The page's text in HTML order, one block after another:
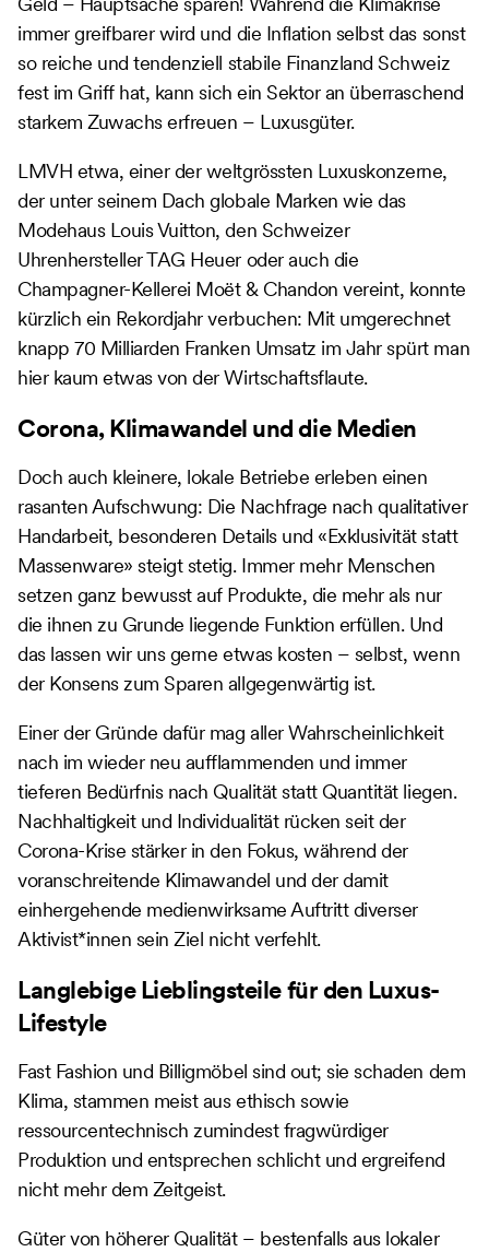
immer greifbarer wird und die Inflation selbst das sonst
so reiche und tendenziell stabile Finanzland Schweiz
fest im Griff hat, kann sich ein Sektor an überraschend
starkem Zuwachs erfreuen – Luxusgüter.
LMVH etwa, einer der weltgrössten Luxuskonzerne,
der unter seinem Dach globale Marken wie das
Modehaus Louis Vuitton, den Schweizer
Uhrenhersteller TAG Heuer oder auch die
Champagner-Kellerei Moët & Chandon vereint, konnte
kürzlich ein Rekordjahr verbuchen: Mit umgerechnet
knapp 70 Milliarden Franken Umsatz im Jahr spürt man
hier kaum etwas von der Wirtschaftsflaute.
Corona, Klimawandel und die Medien
Doch auch kleinere, lokale Betriebe erleben einen
rasanten Aufschwung: Die Nachfrage nach qualitativer
Handarbeit, besonderen Details und «Exklusivität statt
Massenware» steigt stetig. Immer mehr Menschen
setzen ganz bewusst auf Produkte, die mehr als nur
die ihnen zu Grunde liegende Funktion erfüllen. Und
das lassen wir uns gerne etwas kosten – selbst, wenn
der Konsens zum Sparen allgegenwärtig ist.
Einer der Gründe dafür mag aller Wahrscheinlichkeit
nach im wieder neu aufflammenden und immer
tieferen Bedürfnis nach Qualität statt Quantität liegen.
Nachhaltigkeit und Individualität rücken seit der
Corona-Krise stärker in den Fokus, während der
voranschreitende Klimawandel und der damit
einhergehende medienwirksame Auftritt diverser
Aktivist*innen sein Ziel nicht verfehlt.
Langlebige Lieblingsteile für den Luxus-
Lifestyle
Fast Fashion und Billigmöbel sind out; sie schaden dem
Klima, stammen meist aus ethisch sowie
ressourcentechnisch zumindest fragwürdiger
Produktion und entsprechen schlicht und ergreifend
nicht mehr dem Zeitgeist.
Güter von höherer Qualität – bestenfalls aus lokaler